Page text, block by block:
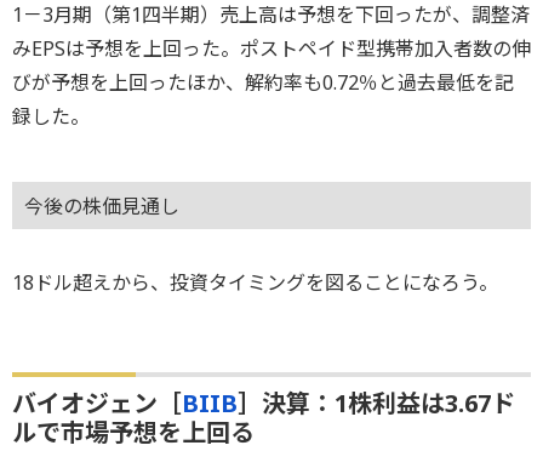
1－3月期（第1四半期）売上高は予想を下回ったが、調整済
みEPSは予想を上回った。ポストペイド型携帯加入者数の伸
びが予想を上回ったほか、解約率も0.72％と過去最低を記
録した。
今後の株価見通し
18ドル超えから、投資タイミングを図ることになろう。
バイオジェン［BIIB］決算：1株利益は3.67ド
ルで市場予想を上回る